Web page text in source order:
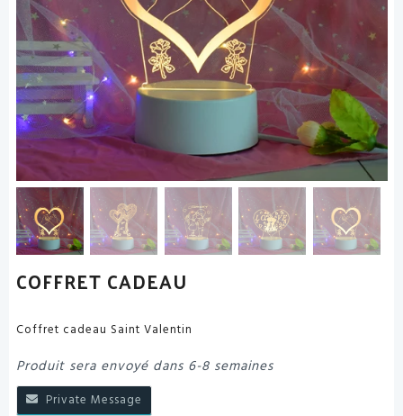
COFFRET CADEAU
Coffret cadeau Saint Valentin
Produit sera envoyé dans 6-8 semaines
Private Message